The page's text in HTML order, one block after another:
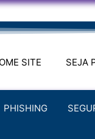
SITE
SEJA
PHISHING